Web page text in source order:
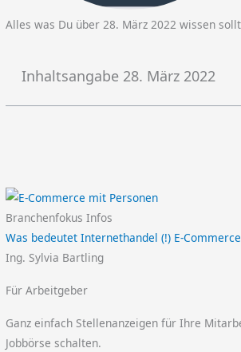
Alles was Du über 28. März 2022 wissen
Inhaltsangabe 28. März 2022
Branchenfokus Infos
Was bedeutet Internethandel (!) E-
Ing. Sylvia Bartling
Für Arbeitgeber
Ganz einfach Stellenanzeigen für Ihre
Jobbörse schalten.